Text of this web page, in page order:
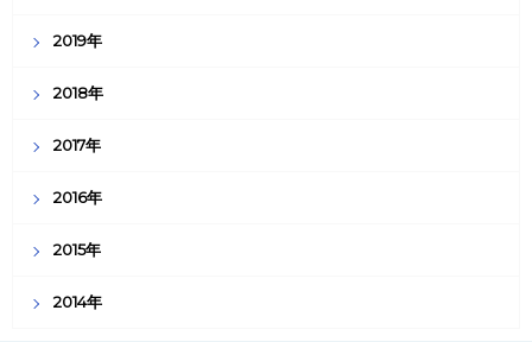
2019年
2018年
2017年
2016年
2015年
2014年